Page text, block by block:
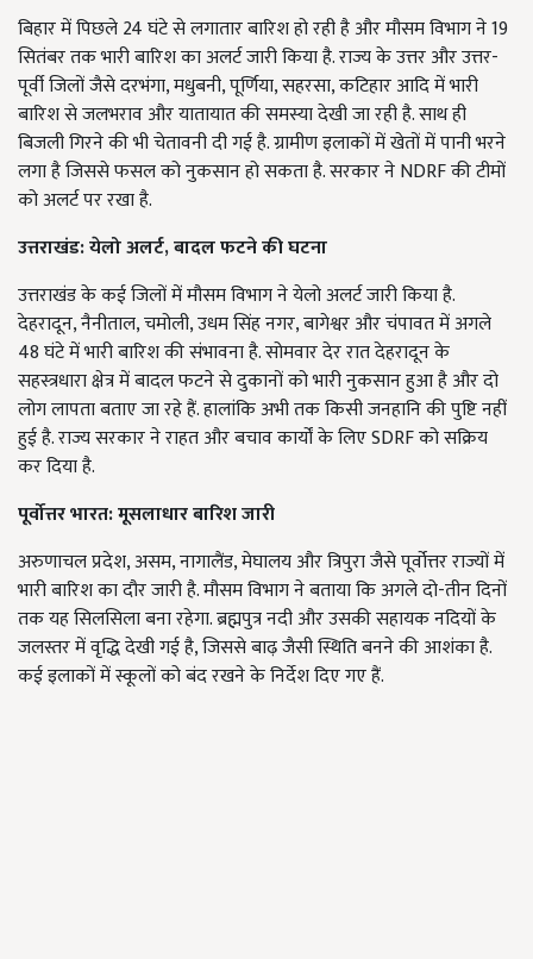
बिहार में पिछले 24 घंटे से लगातार बारिश हो रही है और मौसम विभाग ने 19
सितंबर तक भारी बारिश का अलर्ट जारी किया है. राज्य के उत्तर और उत्तर-
पूर्वी जिलों जैसे दरभंगा, मधुबनी, पूर्णिया, सहरसा, कटिहार आदि में भारी
बारिश से जलभराव और यातायात की समस्या देखी जा रही है. साथ ही
बिजली गिरने की भी चेतावनी दी गई है. ग्रामीण इलाकों में खेतों में पानी भरने
लगा है जिससे फसल को नुकसान हो सकता है. सरकार ने NDRF की टीमों
को अलर्ट पर रखा है.
उत्तराखंड: येलो अलर्ट,बादल फटने की घटना
उत्तराखंड के कई जिलों में मौसम विभाग ने येलो अलर्ट जारी किया है.
देहरादून, नैनीताल, चमोली, उधम सिंह नगर, बागेश्वर और चंपावत में अगले
48 घंटे में भारी बारिश की संभावना है. सोमवार देर रात देहरादून के
सहस्त्रधारा क्षेत्र में बादल फटने से दुकानों को भारी नुकसान हुआ है और दो
लोग लापता बताए जा रहे हैं. हालांकि अभी तक किसी जनहानि की पुष्टि नहीं
हुई है. राज्य सरकार ने राहत और बचाव कार्यों के लिए SDRF को सक्रिय
कर दिया है.
पूर्वोत्तर भारत: मूसलाधार बारिश जारी
अरुणाचल प्रदेश, असम, नागालैंड, मेघालय और त्रिपुरा जैसे पूर्वोत्तर राज्यों में
भारी बारिश का दौर जारी है. मौसम विभाग ने बताया कि अगले दो-तीन दिनों
तक यह सिलसिला बना रहेगा. ब्रह्मपुत्र नदी और उसकी सहायक नदियों के
जलस्तर में वृद्धि देखी गई है, जिससे बाढ़ जैसी स्थिति बनने की आशंका है.
कई इलाकों में स्कूलों को बंद रखने के निर्देश दिए गए हैं.